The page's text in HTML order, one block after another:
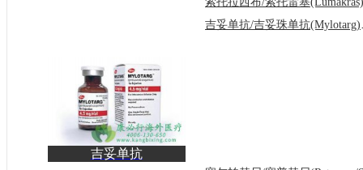
吉妥单抗